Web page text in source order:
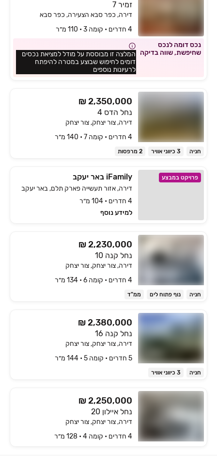
זמיר 7
דירה, כפר סבא הצעירה, כפר סבא
4 חדרים • קומה ‎3‏ • 110 מ״ר
נכס דומה לנכס
שחיפשת, שווה בדיקה
המלצה זו מבוססת על מודל למציאת נכסים
דומים לחיפוש שבוצע במטרה להיפתח
לרעיונות נוספים
₪ 2,350,000
נחל הדס 4
דירה, צור יצחק, צור יצחק
4 חדרים • קומה ‎7‏ • 140 מ״ר
חניה 3 כיווני אוויר 2 מרפסות
פרויקט במבצע iFamily באר יעקב
דירה, אזור תעשייה פארק תלם, באר יעקב
4 חדרים • 104 מ״ר
למידע נוסף
₪ 2,230,000
נחל קנה 10
דירה, צור יצחק, צור יצחק
4 חדרים • קומה ‎6‏ • 134 מ״ר
חניה נוף פתוח לים ממ"ד
₪ 2,380,000
נחל קנה 16
דירה, צור יצחק, צור יצחק
5 חדרים • קומה ‎5‏ • 144 מ״ר
חניה 3 כיווני אוויר
₪ 2,250,000
נחל איילון 20
דירה, צור יצחק, צור יצחק
4 חדרים • קומה ‎4‏ • 128 מ״ר